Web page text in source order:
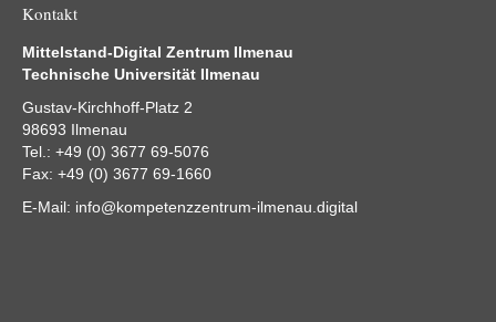
Kontakt
Mittelstand-Digital Zentrum Ilmenau
Technische Universität Ilmenau
Gustav-Kirchhoff-Platz 2
98693 Ilmenau
Tel.: +49 (0) 3677 69-5076
Fax: +49 (0) 3677 69-1660
E-Mail: info@kompetenzzentrum-ilmenau.digital